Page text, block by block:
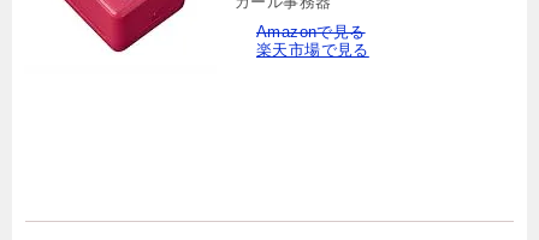
Amazonで見る
楽天市場で見る